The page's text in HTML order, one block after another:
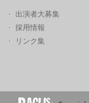
出演者大募集
採用情報
リンク集